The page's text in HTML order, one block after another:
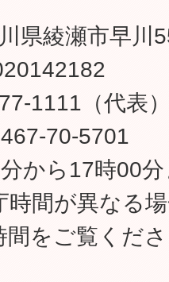
県綾瀬市早川
1111（代表
70-5701
から17時00
時間が異なる
間をご覧くだ